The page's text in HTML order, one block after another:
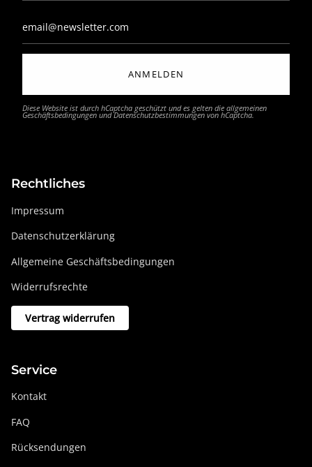
ANMELDEN
Diese Website ist durch hCaptcha geschützt und es gelten die allgemeinen
Geschäftsbedingungen undDatenschutzbestimmungen von hCaptcha.
Rechtliches
Impressum
Datenschutzerklärung
Allgemeine Geschäftsbedingungen
Widerrufsrechte
Vertrag widerrufen
Service
Kontakt
FAQ
Rücksendungen